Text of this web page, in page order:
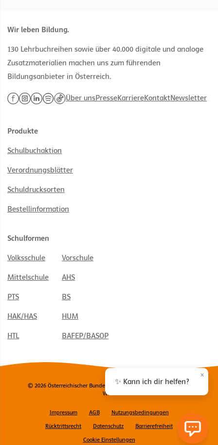
Wir leben Bildung.
130 Lehrbuchreihen sowie über 40.000 digitale und analoge
Zusatzmaterialien machen uns zum führenden
Bildungsanbieter in Österreich.
Über unsPresseKarriereKontaktNewsletter
Produkte
Schulbuchaktion
Verordnungsblätter
Schuldrucksorten
Bestellinformation
Schulformen
Volksschule Vorschule
Mittelschule AHS
PTS BS
HAK/HAS HUM
HTL BAFEP/BASOP
© 2026 Österreichischer Bundesverlag Schulbuch GmbH & Co. KG,
Wien
Impressum AGB
Nutzungsbedingungen
Rücktrittsrecht
Datenschutz
Barrierefreiheit
Cookie Einstellungen
✨ Kann ich dir helfen?
×